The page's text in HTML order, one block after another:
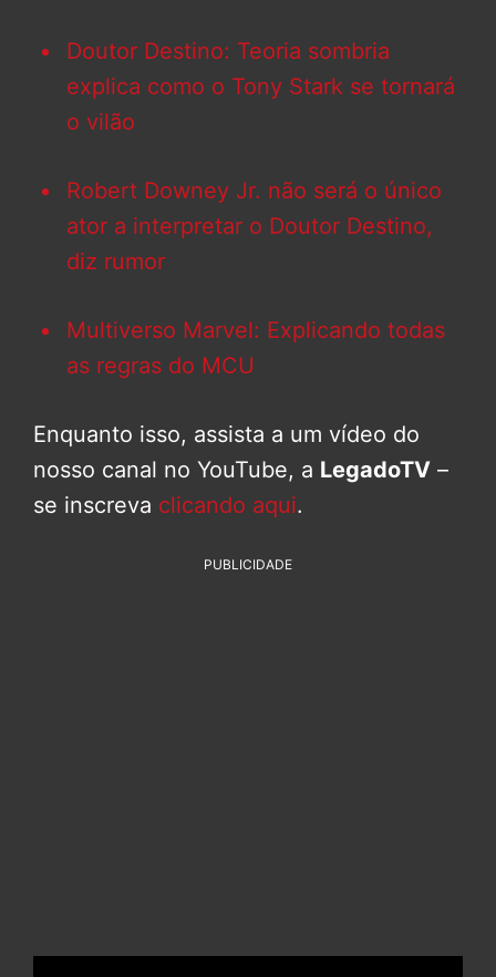
Doutor Destino: Teoria sombria
explica como o Tony Stark se tornará
o vilão
Robert Downey Jr. não será o único
ator a interpretar o Doutor Destino,
diz rumor
Multiverso Marvel: Explicando todas
as regras do MCU
Enquanto isso, assista a um vídeo do
nosso canal no YouTube, a LegadoTV –
se inscreva clicando aqui.
PUBLICIDADE